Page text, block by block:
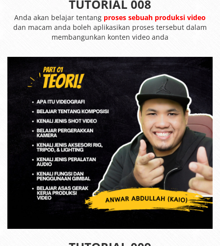
TUTORIAL 008
Anda akan belajar tentang proses sebuah produksi video
dan macam anda boleh aplikasikan proses tersebut dalam
membangunkan konten video anda